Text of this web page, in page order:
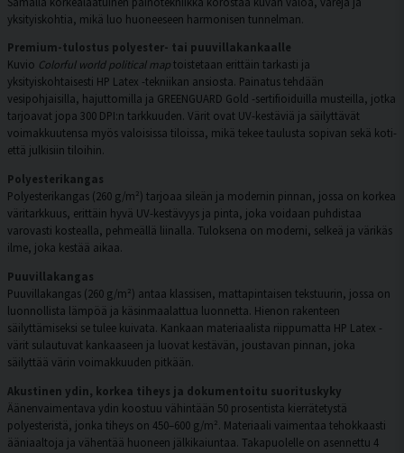
yksityiskohtia, mikä luo huoneeseen harmonisen tunnelman.
Premium-tulostus polyester- tai puuvillakankaalle
Kuvio Colorful world political maptoistetaan erittäin tarkasti ja
yksityiskohtaisesti HP Latex -tekniikan ansiosta. Painatus tehdään
vesipohjaisilla, hajuttomilla ja GREENGUARD Gold -sertifioiduilla musteilla, jotka
tarjoavat jopa 300 DPI:n tarkkuuden. Värit ovat UV-kestäviä ja säilyttävät
voimakkuutensa myös valoisissa tiloissa, mikä tekee taulusta sopivan sekä koti-
että julkisiin tiloihin.
Polyesterikangas
Polyesterikangas (260 g/m²) tarjoaa sileän ja modernin pinnan, jossa on korkea
väritarkkuus, erittäin hyvä UV-kestävyys ja pinta, joka voidaan puhdistaa
varovasti kostealla, pehmeällä liinalla. Tuloksena on moderni, selkeä ja värikäs
ilme, joka kestää aikaa.
Puuvillakangas
Puuvillakangas (260 g/m²) antaa klassisen, mattapintaisen tekstuurin, jossa on
luonnollista lämpöä ja käsinmaalattua luonnetta. Hienon rakenteen
säilyttämiseksi se tulee kuivata. Kankaan materiaalista riippumatta HP Latex -
värit sulautuvat kankaaseen ja luovat kestävän, joustavan pinnan, joka
säilyttää värin voimakkuuden pitkään.
Akustinen ydin, korkea tiheys ja dokumentoitu suorituskyky
Äänenvaimentava ydin koostuu vähintään 50 prosentista kierrätetystä
polyesteristä, jonka tiheys on 450–600 g/m². Materiaali vaimentaa tehokkaasti
ääniaaltoja ja vähentää huoneen jälkikaiuntaa. Takapuolelle on asennettu 4